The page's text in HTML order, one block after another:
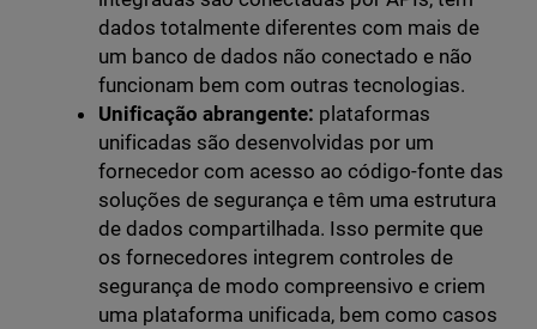
dados totalmente diferentes com mais de
um banco de dados não conectado e não
funcionam bem com outras tecnologias.
Unificação abrangente: plataformas
unificadas são desenvolvidas por um
fornecedor com acesso ao código-fonte das
soluções de segurança e têm uma estrutura
de dados compartilhada. Isso permite que
os fornecedores integrem controles de
segurança de modo compreensivo e criem
uma plataforma unificada, bem como casos